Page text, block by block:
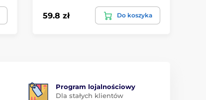
59.8 zł Do koszyka
Program lojalnościowy
Dla stałych klientów